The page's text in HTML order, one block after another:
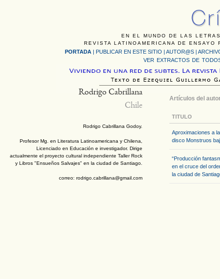
EN EL MUNDO DE LAS
REVISTA LATINOAMERICANA DE
PORTADA | PUBLICAR EN ESTE SITIO | AUTOR@S |
VER EXTRACTOS DE
Rodrigo Cabrillana
Chile
Rodrigo Cabrillana Godoy.
Profesor Mg. en Literatura Latinoamericana y Chilena,
Licenciado en Educación e investigador. Dirige
actualmente el proyecto cultural independiente Taller Rock
y Libros "Ensueños Salvajes" en la ciudad de Santiago.
correo: rodrigo.cabrillana@gmail.com
Artículos del
TITULO
Aproximaciones a
disco Monstruos
“Producción
en el cruce del
la ciudad de